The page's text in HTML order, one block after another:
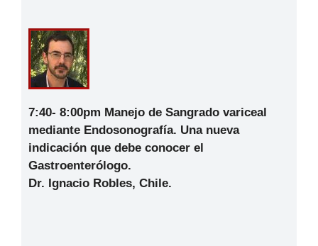
7:40- 8:00pm Manejo de Sangrado variceal
mediante Endosonografía. Una nueva
indicación que debe conocer el
Gastroenterólogo.
Dr. Ignacio Robles, Chile.